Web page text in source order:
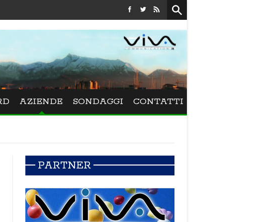
Festival La Versiliana - Maurizio Schweizer
AZIENDE SONDAGGI CONTATTI
PARTNER